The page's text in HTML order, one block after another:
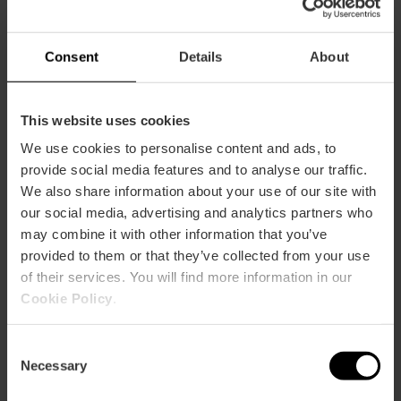
Consent Details About
This website uses cookies
We use cookies to personalise content and ads, to
provide social media features and to analyse our traffic.
We also share information about your use of our site with
our social media, advertising and analytics partners who
may combine it with other information that you’ve
provided to them or that they’ve collected from your use
of their services. You will find more information in our
Cookie Policy
Selection
Necessary
Wie komme ich an?
Bus
10,32,79,90,93